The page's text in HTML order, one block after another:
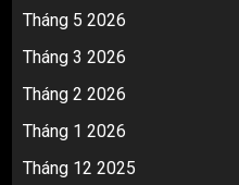
Tháng 5 2026
Tháng 3 2026
Tháng 2 2026
Tháng 1 2026
Tháng 12 2025